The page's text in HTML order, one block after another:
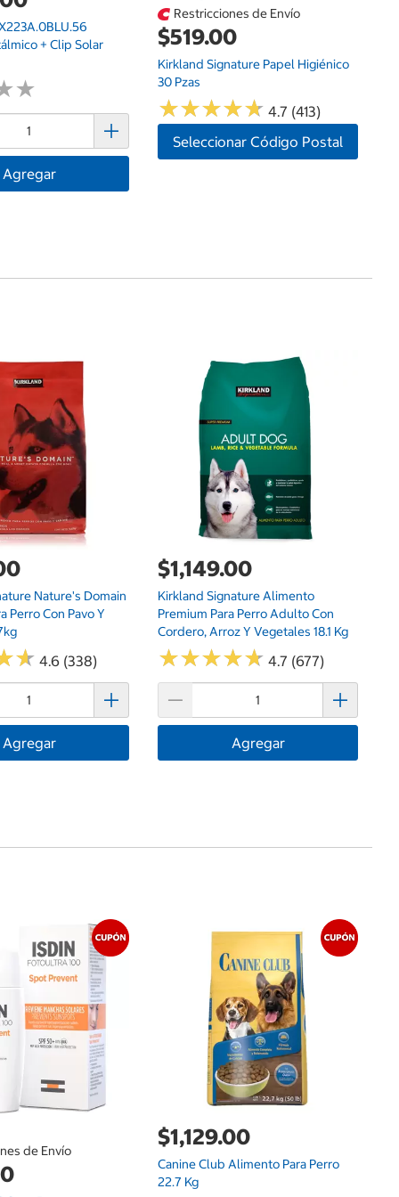
+ Clip Solar
★
★
Agregar
Restricciones de Envío
$519.00
Kirkland Signature Papel Higiénico
30 Pzas
★★★★★
★★★★★ 4.7 (413)
Seleccionar Código Postal
Nature's Domain
Perro Con Pavo Y
★
★ 4.6 (338)
Agregar
$1,149.00
Kirkland Signature Alimento
Premium Para Perro Adulto Con
Cordero, Arroz Y Vegetales 18.1 Kg
★★★★★
★★★★★ 4.7 (677)
Agregar
de Envío
$1,129.00
Canine Club Alimento Para Perro
22.7 Kg